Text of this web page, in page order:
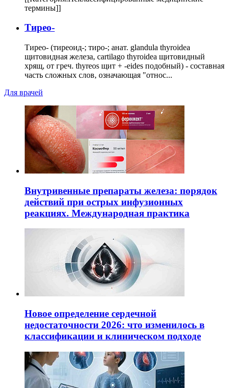
термины]]
Тирео-
Тирео- (тиреоид-; тиро-; анат. glandula thyroidea
щитовидная железа, cartilago thyroidea щитовидный
хрящ, от греч. thyreos щит + -eides подобный) - составная
часть сложных слов, означающая "относ...
Для врачей
Внутривенные препараты железа: порядок
действий при острых инфузионных
реакциях. Международная практика
Новое определение сердечной
недостаточности 2026: что изменилось в
классификации и клиническом подходе